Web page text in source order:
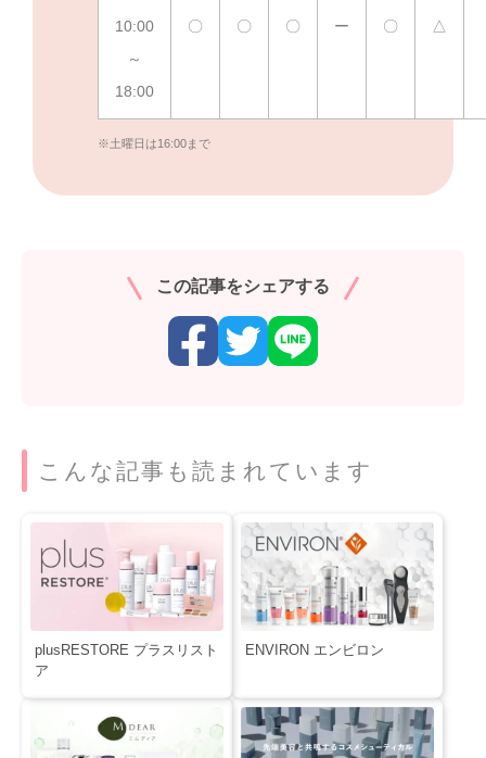
10:00
～
18:00
〇 〇 〇 ー 〇 △
※土曜日は16:00まで
この記事をシェアする
こんな記事も読まれています
plusRESTORE プラスリスト
ア
ENVIRON エンビロン